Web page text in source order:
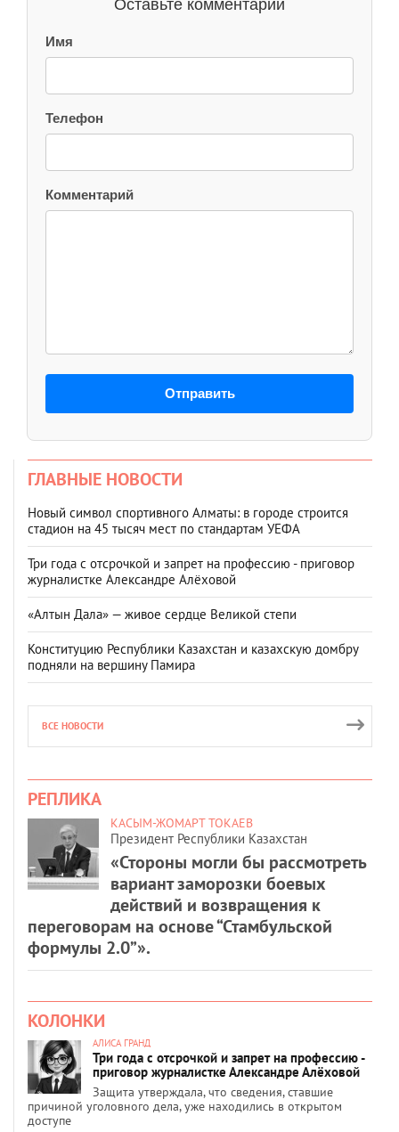
Оставьте комментарий
Имя
Телефон
Комментарий
Отправить
ГЛАВНЫЕ НОВОСТИ
Новый символ спортивного Алматы: в городе строится
стадион на 45 тысяч мест по стандартам УЕФА
Три года с отсрочкой и запрет на профессию - приговор
журналистке Александре Алёховой
«Алтын Дала» — живое сердце Великой степи
Конституцию Республики Казахстан и казахскую домбру
подняли на вершину Памира
ВСЕ НОВОСТИ
РЕПЛИКА
КАСЫМ-ЖОМАРТ ТОКАЕВ
Президент Республики Казахстан
«Стороны могли бы рассмотреть
вариант заморозки боевых
действий и возвращения к
переговорам на основе “Стамбульской
формулы 2.0”».
КОЛОНКИ
АЛИСА ГРАНД
Три года с отсрочкой и запрет на профессию -
приговор журналистке Александре Алёховой
Защита утверждала, что сведения, ставшие
причиной уголовного дела, уже находились в открытом
доступе